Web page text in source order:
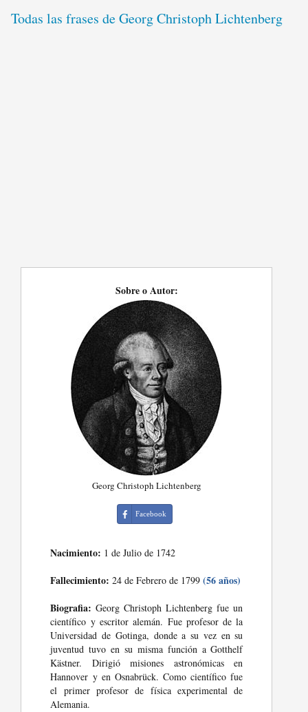
Todas las frases de Georg Christoph Lichtenberg
Sobre o Autor:
Georg Christoph Lichtenberg
Facebook
Nacimiento: 1 de Julio de 1742
Fallecimiento: 24 de Febrero de 1799(56 años)
Biografia: Georg Christoph Lichtenberg fue un
científico y escritor alemán. Fue profesor de la
Universidad de Gotinga, donde a su vez en su
juventud tuvo en su misma función a Gotthelf
Kästner. Dirigió misiones astronómicas en
Hannover y en Osnabrück. Como científico fue
el primer profesor de física experimental de
Alemania.